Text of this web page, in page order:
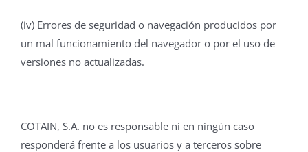
(iv) Errores de seguridad o navegación producidos por
un mal funcionamiento del navegador o por el uso de
versiones no actualizadas.
COTAIN, S.A. no es responsable ni en ningún caso
responderá frente a los usuarios y a terceros sobre